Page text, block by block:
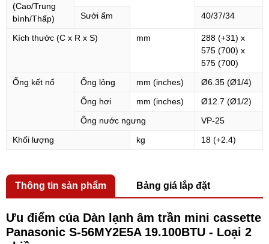
(Cao/Trung
bình/Thấp)
Sưởi ấm 40/37/34
Kích thước (C x R x S) mm
288 (+31) x
575 (700) x
575 (700)
Ống kết nố
Ống lỏng mm (inches)
Ø6.35 (Ø1/4)
Ống hơi
mm (inches)
Ø12.7 (Ø1/2)
Ống nước ngưng
VP-25
Khối lượng
kg 18 (+2.4)
Thông tin sản phẩm Bảng giá lắp đặt
Ưu điểm của Dàn lạnh âm trần mini cassette
Panasonic S-56MY2E5A 19.100BTU - Loại 2